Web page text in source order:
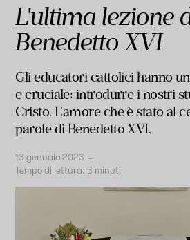
L'ultima lezione
Benedetto XVI
Gli educatori cattolici hanno
e cruciale: introdurre i nostri
Cristo. L'amore che è stato al
parole di Benedetto XVI.
13 gennaio 2023 -
Tempo di lettura: 3 minuti